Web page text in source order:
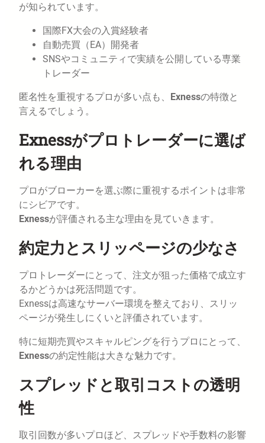
が知られています。
国際FX大会の入賞経験者
自動売買（EA）開発者
SNSやコミュニティで実績を公開している専業
トレーダー
匿名性を重視するプロが多い点も、 Exnessの特徴と
言えるでしょう。
Exnessがプロトレーダーに選ば
れる理由
プロがブローカーを選ぶ際に重視するポイントは非常
にシビアです。
Exnessが評価される主な理由を見ていきます。
約定力とスリッページの少なさ
プロトレーダーにとって、注文が狙った価格で成立す
るかどうかは死活問題です。
Exnessは高速なサーバー環境を整えており、スリッ
ページが発生しにくいと評価されています。
特に短期売買やスキャルピングを行うプロにとって、
Exnessの約定性能は大きな魅力です。
スプレッドと取引コストの透明
性
取引回数が多いプロほど、スプレッドや手数料の影響